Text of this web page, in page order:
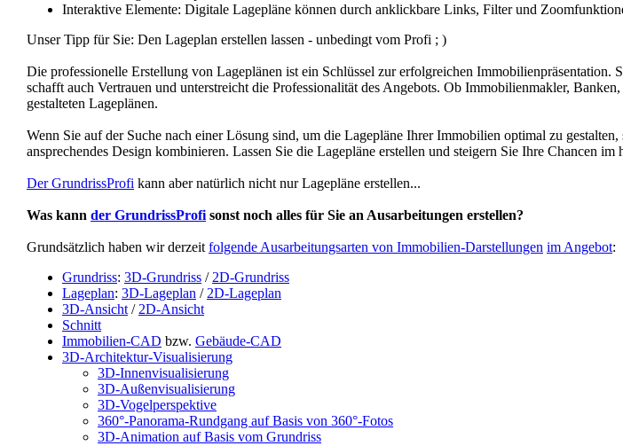
Interaktive Elemente: Digitale Lagepläne können durch anklickbare Links, Filter und
Unser Tipp für Sie: Den Lageplan erstellen lassen - unbedingt vom Profi ; )
Die professionelle Erstellung von Lageplänen ist ein Schlüssel zur erfolgreichen Immobilienpräsentation.
schafft auch Vertrauen und unterstreicht die Professionalität des Angebots. Ob Immobilienmakler,
gestalteten Lageplänen.
Wenn Sie auf der Suche nach einer Lösung sind, um die Lagepläne Ihrer Immobilien optimal zu
ansprechendes Design kombinieren. Lassen Sie die Lagepläne erstellen und steigern Sie Ihre Chancen
Der GrundrissProfi kann aber natürlich nicht nur Lagepläne erstellen...
Was kann der GrundrissProfisonst noch alles für Sie an Ausarbeitungen erstellen?
Grundsätzlich haben wir derzeitfolgende Ausarbeitungsarten von Immobilien-Darstellungen im Angebot:
Grundriss: 3D-Grundriss /2D-Grundriss
Lageplan: 3D-Lageplan /2D-Lageplan
3D-Ansicht/2D-Ansicht
Schnitt
Immobilien-CAD bzw. Gebäude-CAD
3D-Architektur-Visualisierung
3D-Innenvisualisierung
3D-Außenvisualisierung
3D-Vogelperspektive
360°-Panorama-Rundgang auf Basis von 360°-Fotos
3D-Animation auf Basis vom Grundriss